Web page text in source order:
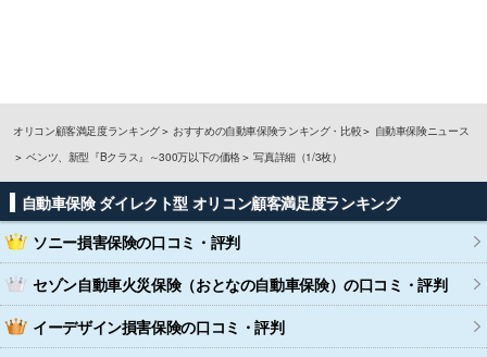
オリコン顧客満足度ランキング おすすめの自動車保険ランキング・比較
自動車保険ニュース
ベンツ、新型『Bクラス』～300万以下の価格
写真詳細（1/3枚）
自動車保険 ダイレクト型 オリコン顧客満足度ランキング
ソニー損害保険の口コミ・評判
セゾン自動車火災保険（おとなの自動車保険）の口コミ・評判
イーデザイン損害保険の口コミ・評判